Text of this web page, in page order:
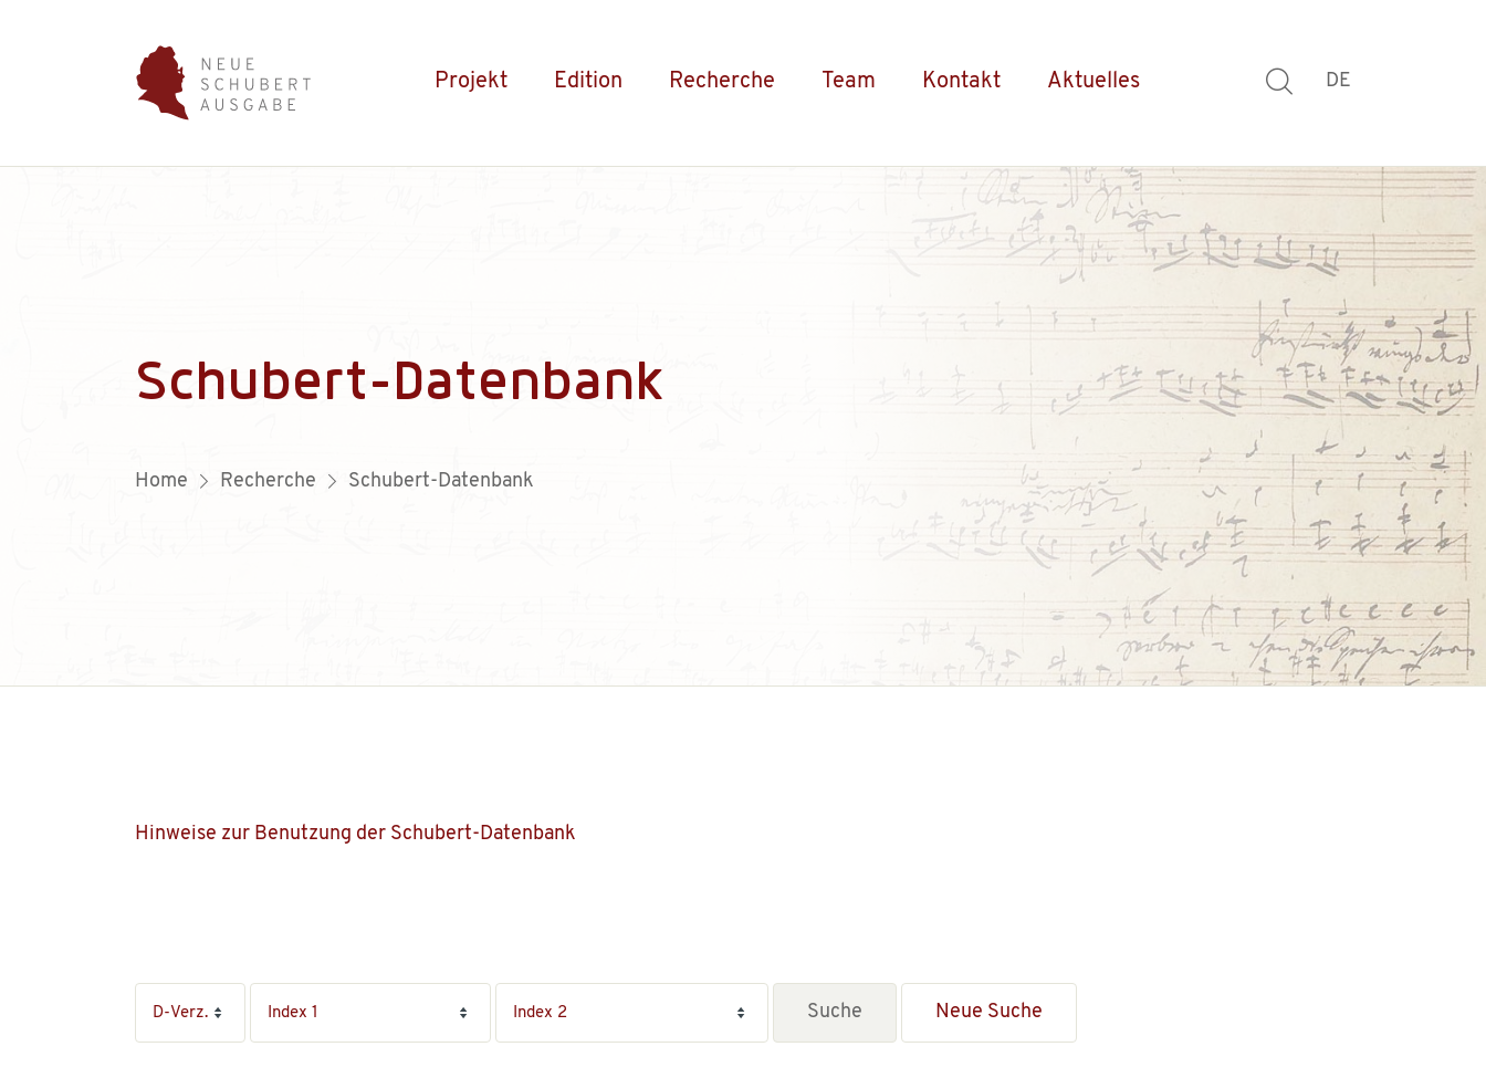
Projekt Edition Recherche Team Kontakt Aktuelles DE
Schubert-Datenbank
Home Recherche Schubert-Datenbank
Hinweise zur Benutzung der Schubert-Datenbank
Neue Suche